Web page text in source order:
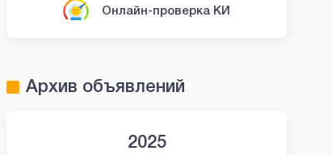
Онлайн-проверка КИ
Архив объявлений
2025